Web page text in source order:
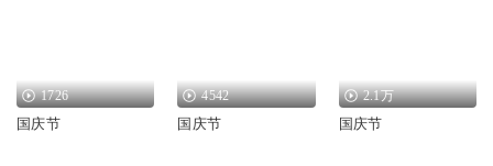
1726
国庆节
4542
国庆节
2.1万
国庆节